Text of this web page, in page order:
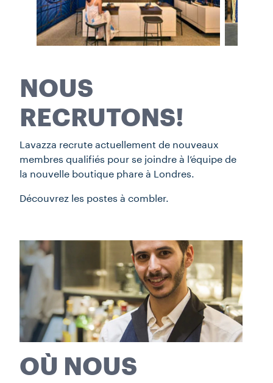
NOUS
RECRUTONS!
Lavazza recrute actuellement de nouveaux
membres qualifiés pour se joindre à l’équipe de
la nouvelle boutique phare à Londres.
Découvrez les postes à combler.
OÙ NOUS